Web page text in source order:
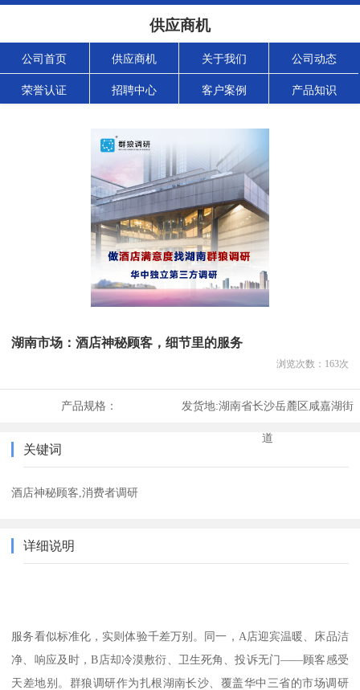
供应商机
公司首页 供应商机 关于我们 公司动态
荣誉认证 招聘中心 客户案例 产品知识
湖南市场：酒店神秘顾客，细节里的服务
浏览次数： 163次
产品规格： 发货地:湖南省长沙岳麓区咸嘉湖街
道
关键词
酒店神秘顾客,消费者调研
详细说明
服务看似标准化，实则体验千差万别。同一， A店迎宾温暖、床品洁
净、响应及时，B店却冷漠敷衍、卫生死角、投诉无门——顾客感受
天差地别。群狼调研作为扎根湖南长沙、覆盖华中三省的市场调研